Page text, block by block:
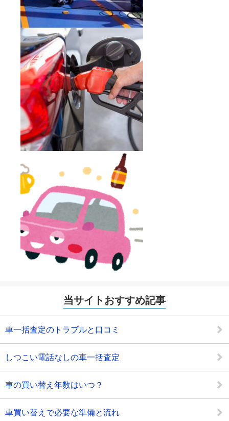
当サイトおすすめ記事
車一括査定のトラブルと口コミ
しつこい電話なしの車一括査定
車の買い替え年数はいつ？
車買い替えで必要な準備と流れ